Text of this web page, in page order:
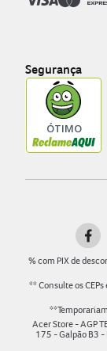
Segurança
%com PIX de
** Consulte os
Acer Store - AGP
175 - Galpão B3 -